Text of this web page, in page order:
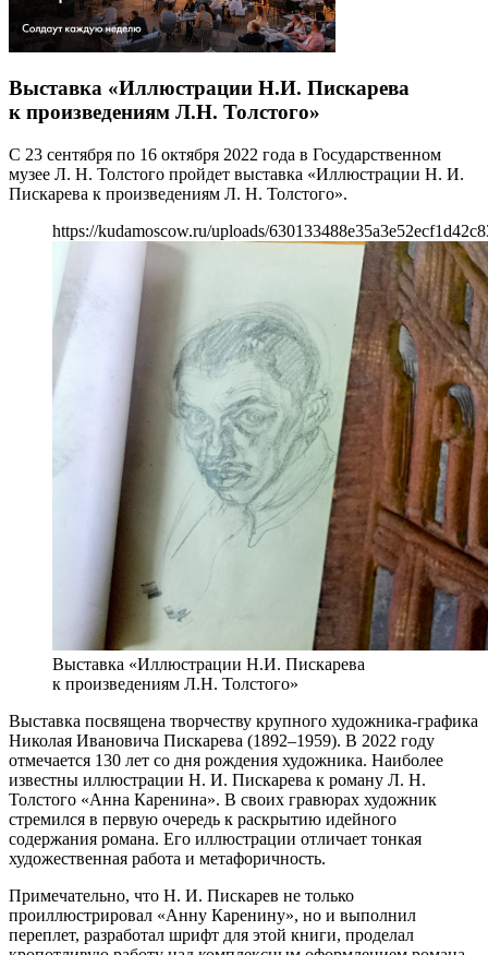
Выставка «Иллюстрации Н.И. Пискарева
к произведениям Л.Н. Толстого»
С 23 сентября по 16 октября 2022 года в Государственном
музее Л. Н. Толстого пройдет выставка «Иллюстрации Н. И.
Пискарева к произведениям Л. Н. Толстого».
https://kudamoscow.ru/uploads/
Выставка «Иллюстрации Н.И. Пискарева
к произведениям Л.Н. Толстого»
Выставка посвящена творчеству крупного художника-графика
Николая Ивановича Пискарева (1892–1959). В 2022 году
отмечается 130 лет со дня рождения художника. Наиболее
известны иллюстрации Н. И. Пискарева к роману Л. Н.
Толстого «Анна Каренина». В своих гравюрах художник
стремился в первую очередь к раскрытию идейного
содержания романа. Его иллюстрации отличает тонкая
художественная работа и метафоричность.
Примечательно, что Н. И. Пискарев не только
проиллюстрировал «Анну Каренину», но и выполнил
переплет, разработал шрифт для этой книги, проделал